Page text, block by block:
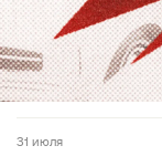
31 июля